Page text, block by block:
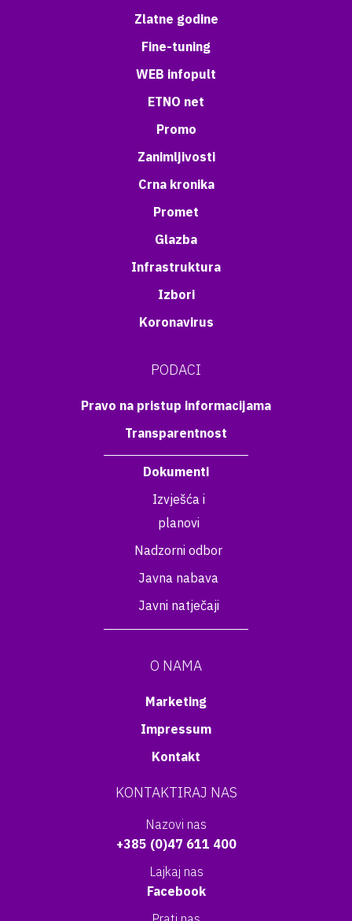
Zlatne godine
Fine-tuning
WEB infopult
ETNO net
Promo
Zanimljivosti
Crna kronika
Promet
Glazba
Infrastruktura
Izbori
Koronavirus
PODACI
Pravo na pristup informacijama
Transparentnost
Dokumenti
Izvješća i
planovi
Nadzorni odbor
Javna nabava
Javni natječaji
O NAMA
Marketing
Impressum
Kontakt
KONTAKTIRAJ NAS
Nazovi nas
+385 (0)47 611 400
Lajkaj nas
Facebook